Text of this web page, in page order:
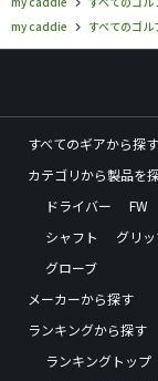
my caddie
すべてのゴル
すべてのギアから探す
カテゴリから製品を
ドライバー
FW
シャフト
グリ
グローブ
メーカーから探す
ランキングから探す
ランキングトップ